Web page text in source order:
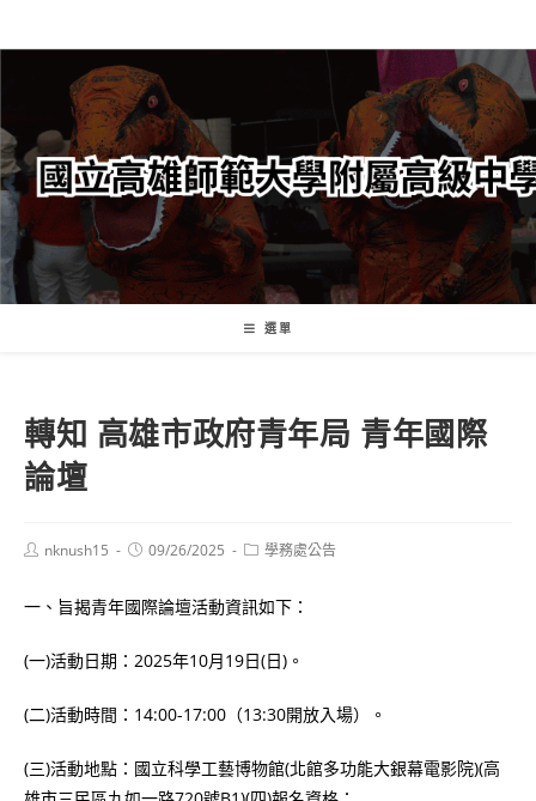
轉
要
內
容
選單
轉知 高雄市政府青年局 青年國際
論壇
Postnknush15
Post09/26/2025
Post學務處公告
一、旨揭青年國際論壇活動資訊如下：
(一)活動日期：2025年10月19日(日)。
(二)活動時間：14:00-17:00（13:30開放入場）。
(三)活動地點：國立科學工藝博物館(北館多功能大銀幕電影院)(高